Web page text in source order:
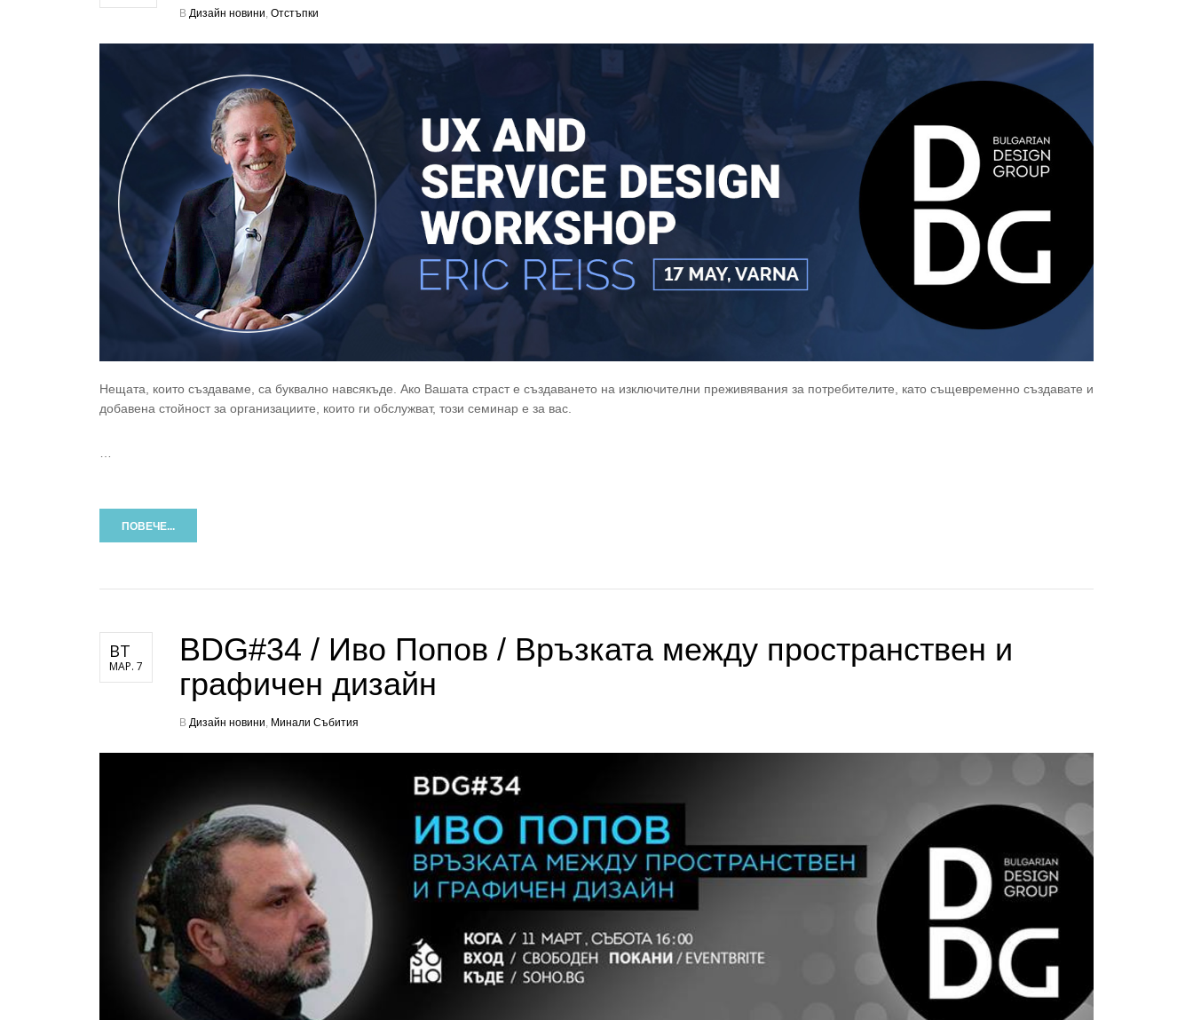
В Дизайн новини, Отстъпки
Нещата, които създаваме, са буквално навсякъде. Ако Вашата страст е създаването на изключителни преживявания за потребителите, като същевременно създавате и
добавена стойност за организациите, които ги обслужват, този семинар е за вас.
…
ПОВЕЧЕ...
ВТ
МАР. 7
BDG#34 / Иво Попов / Връзката между пространствен и
графичен дизайн
В Дизайн новини, Минали Събития